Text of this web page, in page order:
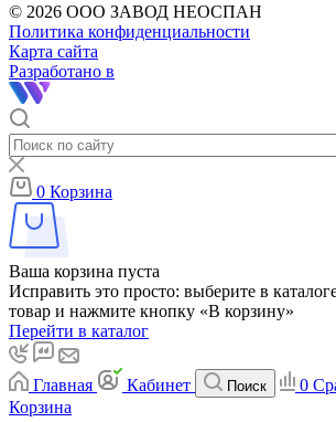
© 2026 ООО ЗАВОД НЕОСПАН
Политика конфиденциальности
Карта сайта
Разработано в
0 Корзина
Ваша корзина пуста
Исправить это просто: выберите в
товар и нажмите кнопку «В корзину»
Перейти в каталог
Главная Кабинет Поиск 0
Корзина